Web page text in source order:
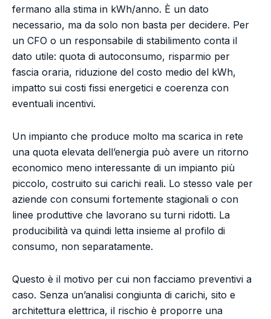
fermano alla stima in kWh/anno. È un dato
necessario, ma da solo non basta per decidere. Per
un CFO o un responsabile di stabilimento conta il
dato utile: quota di autoconsumo, risparmio per
fascia oraria, riduzione del costo medio del kWh,
impatto sui costi fissi energetici e coerenza con
eventuali incentivi.
Un impianto che produce molto ma scarica in rete
una quota elevata dell’energia può avere un ritorno
economico meno interessante di un impianto più
piccolo, costruito sui carichi reali. Lo stesso vale per
aziende con consumi fortemente stagionali o con
linee produttive che lavorano su turni ridotti. La
producibilità va quindi letta insieme al profilo di
consumo, non separatamente.
Questo è il motivo per cui non facciamo preventivi a
caso. Senza un’analisi congiunta di carichi, sito e
architettura elettrica, il rischio è proporre una